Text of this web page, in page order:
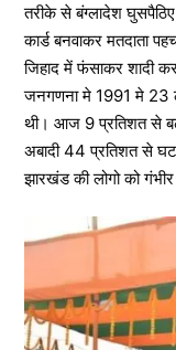
तरीके से बंग्लादेश
कार्ड बनवाकर मतदाता
जिहाद में फंसाकर शादी
जनगणना मे 1991 मे 23
थी। आज 9 प्रतिशत से
अबादी 44 प्रतिशत से
झारखंड की लोगो को